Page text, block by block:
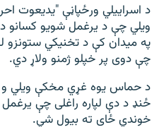
د اسراییلي ورځپاڼې "یدیعوت
ویلي چې د یرغمل شویو کسانو
په میدان کې د تخنیکي ستونزو
چې دوی پر خپلو ژمنو ولاړ دي.
د حماس یوه غړي مخکې ویلي و
ځنډ د دې لپاره راغلی چې
خوندي ځای ته بیول شي.